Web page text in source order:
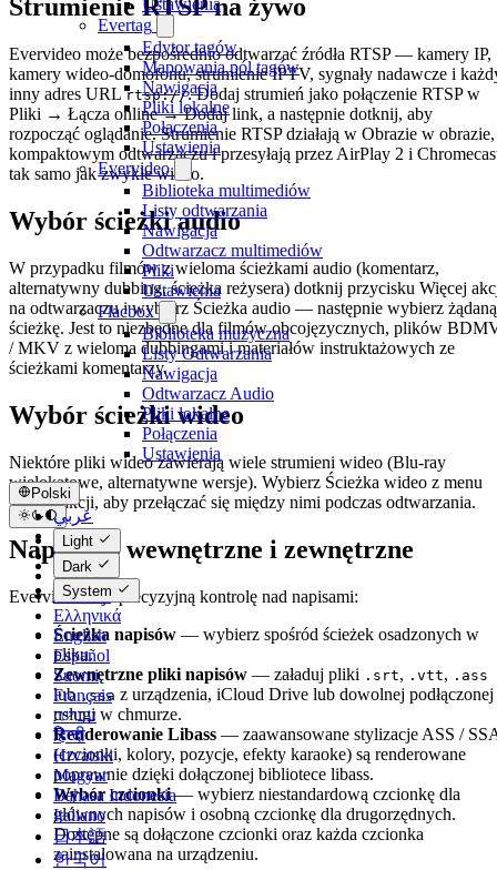
Ustawienia
Evertag
Edytor tagów
Mapowania pól tagów
Nawigacja
Pliki lokalne
Połączenia
Ustawienia
Evervideo
Biblioteka multimediów
Listy odtwarzania
Nawigacja
Odtwarzacz multimediów
Pliki
Ustawienia
Flacbox
Biblioteka muzyczna
Listy Odtwarzania
Nawigacja
Odtwarzacz Audio
Pliki lokalne
Połączenia
Ustawienia
Polski
عربي
Català
Čeština
Dansk
Deutsch
Ελληνικά
English
Español
Suomi
Français
עברית
हिन्दी
Hrvatski
Magyar
Bahasa Indonesia
Italiano
日本語
한국어
Light
Dark
System
Strumienie RTSP na żywo
Evervideo może bezpośrednio odtwarzać źródła RTSP — kamery IP,
kamery wideo-domofonu, strumienie IPTV, sygnały nadawcze i
inny adres URLrtsp://. Dodaj strumień jako połączenie RTSP w
Pliki → Łącza online → Dodaj link, a następnie dotknij, aby
rozpocząć oglądanie. Strumienie RTSP działają w Obrazie w obrazie,
kompaktowym odtwarzaczu i przesyłają przez AirPlay 2 i
tak samo jak zwykłe wideo.
Wybór ścieżki audio
W przypadku filmów z wieloma ścieżkami audio (komentarz,
alternatywny dubbing, ścieżka reżysera) dotknij przycisku Więcej
na odtwarzaczu i wybierz Ścieżka audio — następnie wybierz żądaną
ścieżkę. Jest to niezbędne dla filmów obcojęzycznych, plików
/ MKV z wieloma dubbingami i materiałów instruktażowych ze
ścieżkami komentarzy.
Wybór ścieżki wideo
Niektóre pliki wideo zawierają wiele strumieni wideo (Blu-ray
wielokątowe, alternatywne wersje). Wybierz Ścieżka wideo z menu
Więcej akcji, aby przełączać się między nimi podczas odtwarzania.
Napisy — wewnętrzne i zewnętrzne
Evervideo daje precyzyjną kontrolę nad napisami:
Ścieżka napisów — wybierz spośród ścieżek osadzonych w
pliku.
Zewnętrzne pliki napisów — załaduj pliki .srt, .vtt, .ass
lub.ssa z urządzenia, iCloud Drive lub dowolnej podłączonej
usługi w chmurze.
Renderowanie Libass — zaawansowane stylizacje ASS /
(czcionki, kolory, pozycje, efekty karaoke) są renderowane
poprawnie dzięki dołączonej bibliotece libass.
Wybór czcionki— wybierz niestandardową czcionkę dla
głównych napisów i osobną czcionkę dla drugorzędnych.
Dostępne są dołączone czcionki oraz każda czcionka
zainstalowana na urządzeniu.